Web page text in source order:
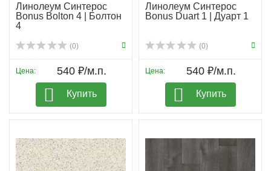
Линолеум Синтерос
Bonus Bolton 4 | Болтон
4
(0)
Цена: 540 ₽/м.п.
Купить
Линолеум Синтерос
Bonus Duart 1 | Дуарт 1
(0)
Цена: 540 ₽/м.п.
Купить